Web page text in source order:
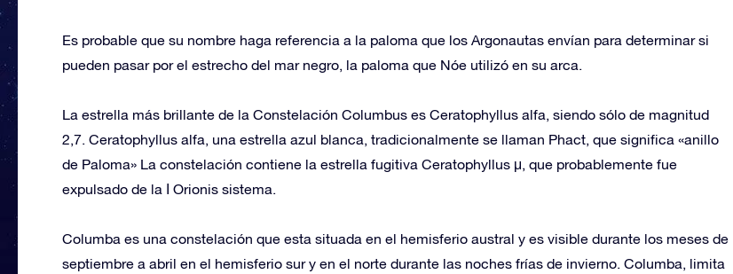
Es probable que su nombre haga referencia a la paloma que los Argonautas envían para determinar si
pueden pasar por el estrecho del mar negro, la paloma que Nóe utilizó en su arca.
La estrella más brillante de la Constelación Columbus es Ceratophyllus alfa, siendo sólo de magnitud
2,7. Ceratophyllus alfa, una estrella azul blanca, tradicionalmente se llaman Phact, que significa «anillo
de Paloma» La constelación contiene la estrella fugitiva Ceratophyllus μ, que probablemente fue
expulsado de la Ι Orionis sistema.
Columba es una constelación que esta situada en el hemisferio austral y es visible durante los meses de
septiembre a abril en el hemisferio sur y en el norte durante las noches frías de invierno. Columba, limita